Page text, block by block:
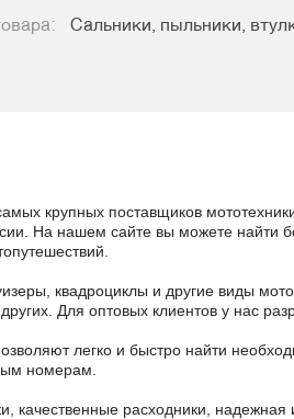
Сальники, пыльники,
крупных поставщиков
На нашем сайте вы можете найти
квадроциклы и другие виды
Для оптовых клиентов у нас
легко и быстро найти
номерам.
расходники,